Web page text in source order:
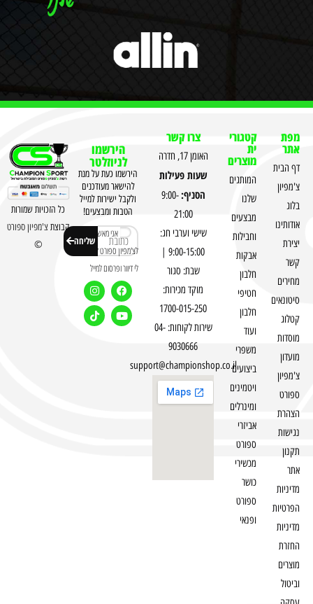
מפת
אתר
דף הבית
צ'מפיון
בלוג
אודותינו
יצירת
קשר
מחירים
סיטונאים
קטלוג
מוסדות
מועדון
צ'מפיון
ספורט
הצהרת
נגישות
תקנון
אתר
מדיניות
הפרטיות
מדיניות
החזרת
מוצרים
וביטול
קטגורי
ית
מוצרים
המותגים
שלנו
מבצעים
וחבילות
אבקות
חלבון
חטיפי
חלבון
ועוד
משפרי
ביצועים
ויטמינים
ומינרלים
אביזרי
ספורט
מכשירי
כושר
ספורט
ופנאי
צרו קשר
האומן 17, חדרה
שעות פעילות
הסניף:9:00-
21:00
שישי וערבי חג:
9:00-15:00 |
שבת: סגור
מוקד מכירות:
1700-015-250
שירות לקוחות: 04-
9030666
support@championshop.co.il
הירשמו
לניוזלטר
הירשמו כעת על מנת
להישאר מעודכנים
ולקבל ישירות למייל
הטבות ומבצעים!
אני מאשר
לצ'מפיון ספורט לשלוח
לי דיוור ופרסום למייל
שליחה
כל הזכויות שמורות
קבוצתצ'מפיון ספורט
©